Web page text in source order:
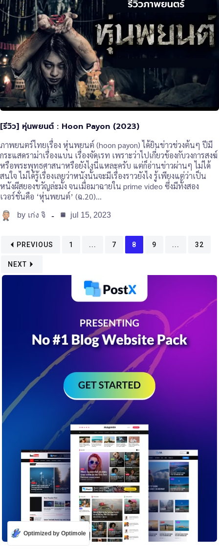
[รีวิว] หุ่นพยนต์ : Hoon Payon (2023)
ภาพยนตร์ไทยเรื่อง หุ่นพยนต์ (hoon payon) ได้ยินข่าวช่วงต้นๆ ปีมี
กระแสดราม่าเรื่องแบน เรื่องจัดเรท เพราะว่าไปเกี่ยวข้องกับวงการสงฆ์
หรือพระพุทธศาสนาหรือยังไงนี่แหละครับ แต่ก็อ่านข่าวผ่านๆ ไม่ได้
สนใจ ไม่ได้รู้เรื่องเลยว่าหนังนั้นจะมีเรื่องราวยังไง รู้เพียงแต่ว่าเป็น
หนังผีสยองขวัญล่ะมั้ง จนเมื่อมาฉายใน prime video ซึ่งมีทั้งสอง
เวอร์ชั่นคือ ‘หุ่นพยนต์’ (ฉ.20)…
by เก่ง จิ jul 15, 2023
PREVIOUS 1 ... 7 8 9 ... 32
NEXT
Optimized by Optimole